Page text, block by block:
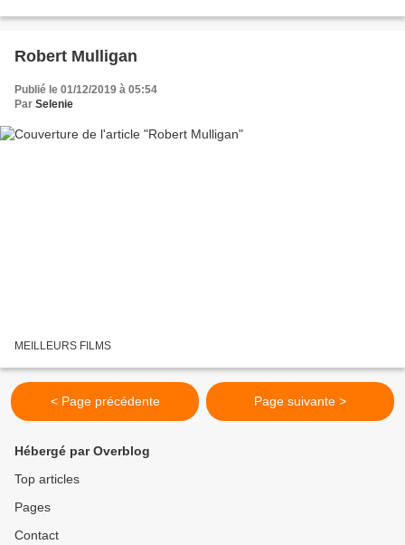
Robert Mulligan
Publié le 01/12/2019 à 05:54
Par Selenie
MEILLEURS FILMS
< Page précédente Page suivante >
Hébergé par Overblog
Top articles
Pages
Contact